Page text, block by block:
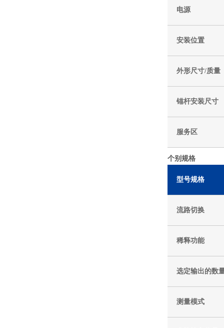
电源
安装位置
外形尺寸/质量
锚杆安装尺寸
服务区
个别规格
型号规格
流路切换
稀释功能
选定输出的数
测量模式